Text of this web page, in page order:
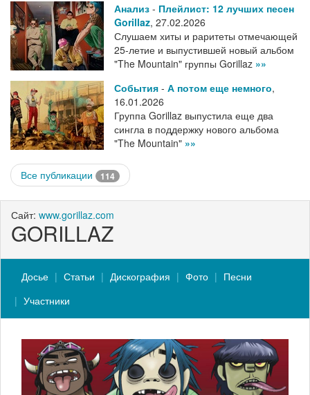
Анализ - Плейлист: 12 лучших песен
Gorillaz, 27.02.2026
Слушаем хиты и раритеты отмечающей
25-летие и выпустившей новый альбом
"The Mountain" группы Gorillaz »»
События - А потом еще немного,
16.01.2026
Группа Gorillaz выпустила еще два
сингла в поддержку нового альбома
"The Mountain" »»
Все публикации 114
Сайт: www.gorillaz.com
GORILLAZ
Досье Статьи Дискография Фото
Песни
Участники